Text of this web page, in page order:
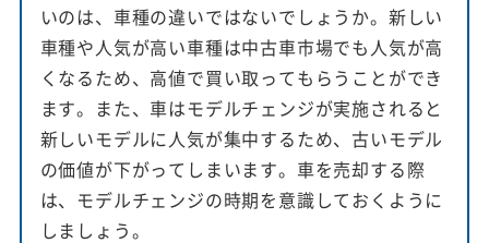
いのは、車種の違いではないでしょうか。新しい
車種や人気が高い車種は中古車市場でも人気が高
くなるため、高値で買い取ってもらうことができ
ます。また、車はモデルチェンジが実施されると
新しいモデルに人気が集中するため、古いモデル
の価値が下がってしまいます。車を売却する際
は、モデルチェンジの時期を意識しておくように
しましょう。